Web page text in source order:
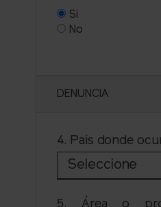
Si
No
DENUNCIA
4. País donde
Seleccione
5. Área o